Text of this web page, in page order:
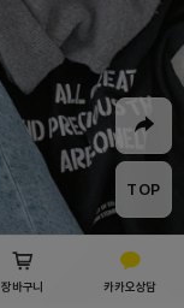
TOP
장바구니 카카오상담